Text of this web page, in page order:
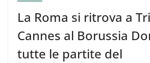
La Roma si ritrova a
Cannes al Borussia
tutte le partite del